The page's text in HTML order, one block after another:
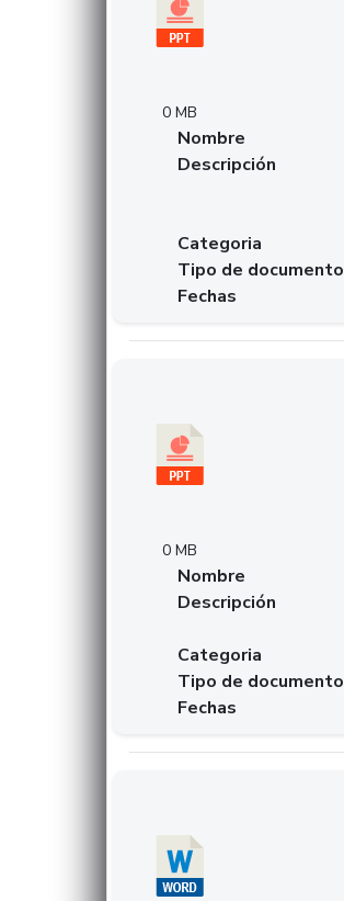
0 MB
Nombre
Descripción
Categoria
Tipo de documento
Fechas
0 MB
Nombre
Descripción
Categoria
Tipo de documento
Fechas